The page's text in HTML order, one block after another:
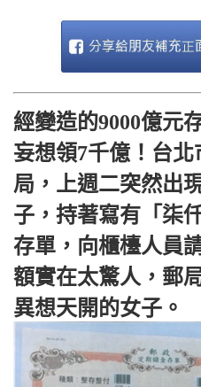
經變造的9000億元
妄想領7千億！台
局，上週二突然出
子，持著寫有「柒
存單，向櫃檯人員
額實在太驚人，郵
異想天開的女子。